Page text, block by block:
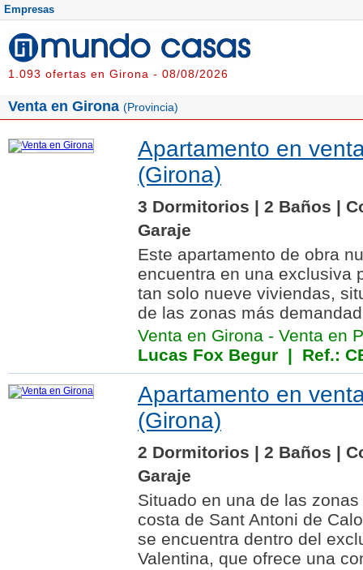
Empresas
1.093 ofertas en Girona - 08/08/2026
Venta en Girona (Provincia)
Apartamento en
(Girona)
3 Dormitorios | 2 Baños |
Garaje
Este apartamento de obra
encuentra en una exclusiva
tan solo nueve viviendas,
de las zonas más
Venta en Girona - Venta en
Lucas Fox Begur | Ref.:
Apartamento en
(Girona)
2 Dormitorios | 2 Baños |
Garaje
Situado en una de las
costa de Sant Antoni de
se encuentra dentro del
Valentina, que ofrece una